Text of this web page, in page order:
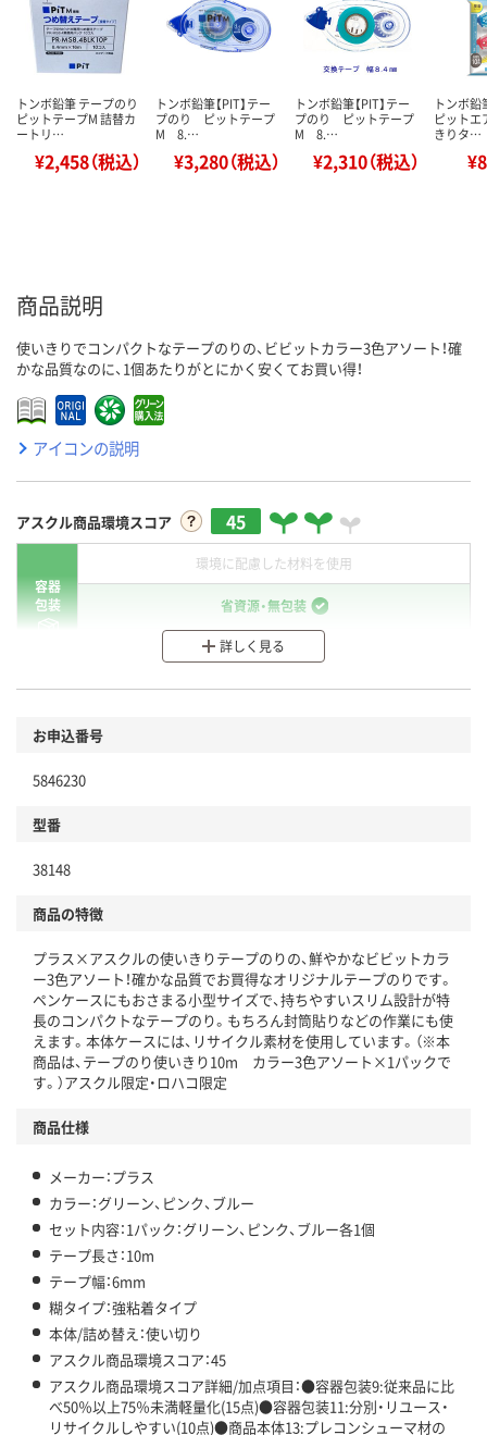
トンボ鉛筆 テープのり
ピットテープM 詰替カ
ートリ…
¥2,458（税込）
トンボ鉛筆【PIT】テー
プのり ピットテープ
M 8.…
¥3,280（税込）
トンボ鉛筆【PIT】テー
プのり ピットテープ
M 8.…
¥2,310（税込）
トンボ鉛
ピットエ
きりタ…
商品説明
使いきりでコンパクトなテープのりの、ビビットカラー3色アソート！確
かな品質なのに、1個あたりがとにかく安くてお買い得！
アイコンの説明
アスクル商品環境スコア 45
容器
包装
環境に配慮した材料を使用
省資源・無包装
分別・リサイクルしやすい設計
商品
本体
仕組
この商品の環境配慮ポイントです。下記商品詳細「
アスクル商品環境スコア詳細／加点項目
」で確認できます。
詳しく見る
お申込番号
5846230
型番
38148
商品の特徴
プラス×アスクルの使いきりテープのりの、鮮やかなビビットカラ
ー3色アソート！確かな品質でお買得なオリジナルテープのりです。
ペンケースにもおさまる小型サイズで、持ちやすいスリム設計が特
長のコンパクトなテープのり。もちろん封筒貼りなどの作業にも使
えます。本体ケースには、リサイクル素材を使用しています。（※本
商品は、テープのり使いきり10m カラー3色アソート×1パックで
す。）アスクル限定・ロハコ限定
商品仕様
メーカー：プラス
カラー：グリーン、ピンク、ブルー
セット内容：1パック：グリーン、ピンク、ブルー各1個
テープ長さ：10m
テープ幅：6mm
糊タイプ：強粘着タイプ
本体/詰め替え：使い切り
アスクル商品環境スコア：45
アスクル商品環境スコア詳細/加点項目：●容器包装9:従来品に比
べ50％以上75％未満軽量化(15点)●容器包装11:分別・リユース・
リサイクルしやすい(10点)●商品本体13:プレコンシューマ材の